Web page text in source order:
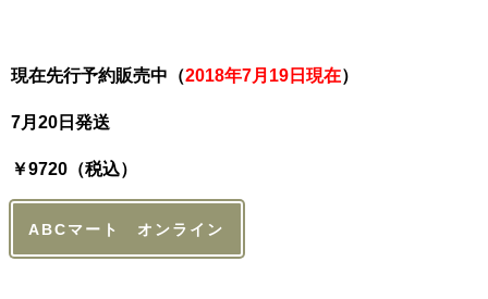
現在先行予約販売中（2018年7月19日現在）
7月20日発送
￥9720（税込）
ABCマート オンライン